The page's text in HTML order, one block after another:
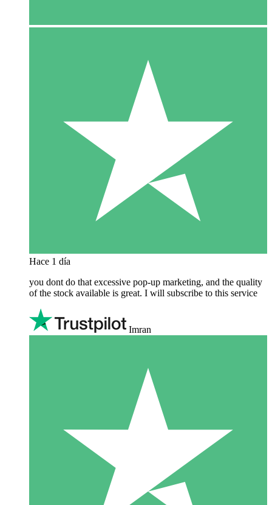
Hace 1 día
you dont do that excessive pop-up marketing, and the quality
of the stock available is great. I will subscribe to this service
Imran